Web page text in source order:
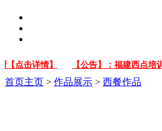
击详情】 【公告】：福建西点培训
首页主页 > 作品展示 > 西餐作品